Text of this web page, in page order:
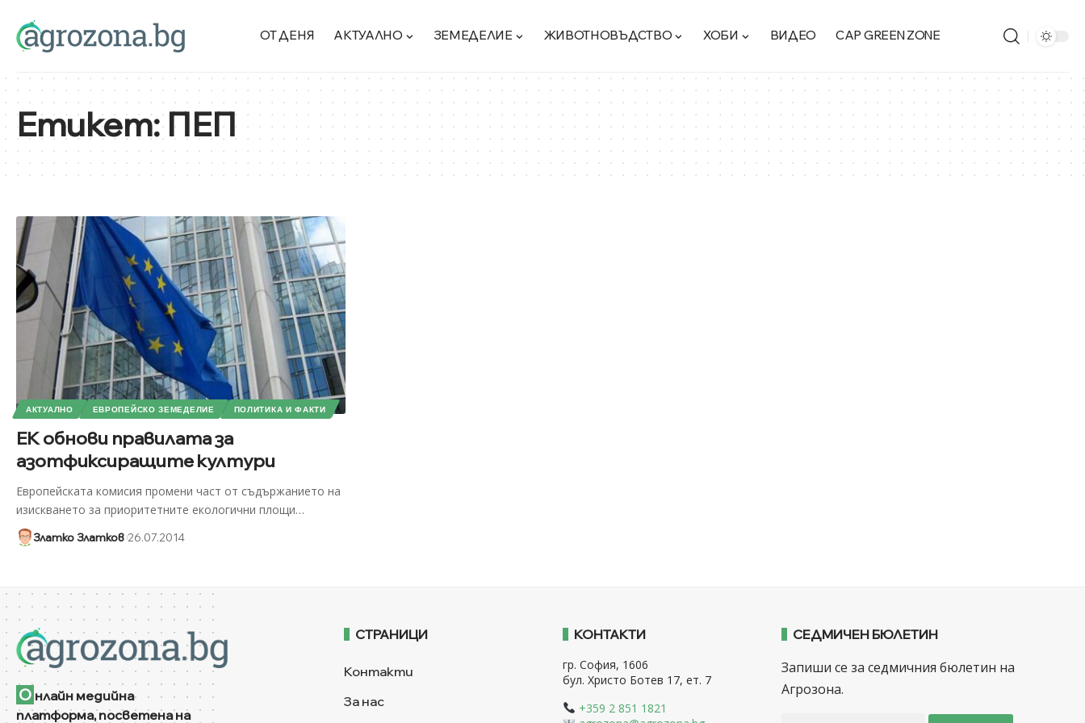
ОТ ДЕНЯ АКТУАЛНО ЗЕМЕДЕЛИЕ ЖИВОТНОВЪДСТВО ХОБИ ВИДЕО CAP GREEN ZONE
Етикет:ПЕП
АКТУАЛНО ЕВРОПЕЙСКО ЗЕМЕДЕЛИЕ ПОЛИТИКА И ФАКТИ
ЕК обнови правилата за
азотфиксиращите култури
Европейската комисия промени част от съдържанието на
изискването за приоритетните екологични площи…
Златко Златков 26.07.2014
О нлайн медийна
платформа, посветена на
СТРАНИЦИ
Контакти
За нас
КОНТАКТИ
гр. София, 1606
бул. Христо Ботев 17, ет. 7
+359 2 851 1821
СЕДМИЧЕН БЮЛЕТИН
Запиши се за седмичния бюлетин на
Агрозона.